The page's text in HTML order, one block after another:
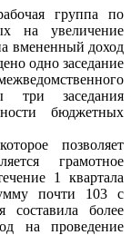
группа по
на увеличение
вмененный доход
одно заседание
три заседания
бюджетных
позволяет
грамотное
1 квартала
почти 103 с
более
на проведение